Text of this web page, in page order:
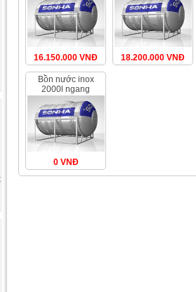
16.150.000 VNĐ 18.200.000 VNĐ
bồn nước inox
2000l ngang
(ø1380)
0 VNĐ